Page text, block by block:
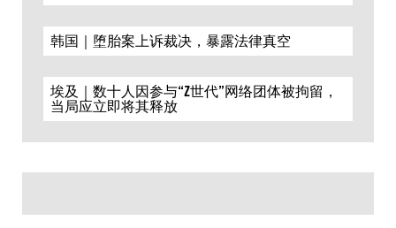
韩国｜堕胎案上诉裁决，暴露法律真空
埃及｜数十人因参与“Z世代”网络团体被拘留，
当局应立即将其释放